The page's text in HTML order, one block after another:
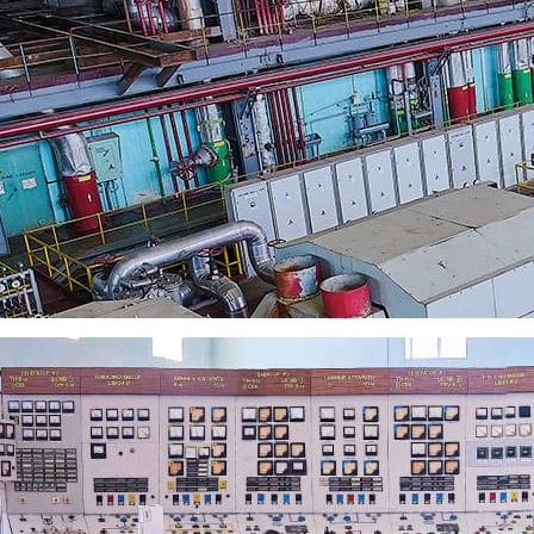
Для подготовки на руководящую должность
предоставления жилья. На предприятии
питание.
выдаются подъемные в размере должностного оклада.
и назначении на руководящую должность не позднее
с помощью формы обратной связи